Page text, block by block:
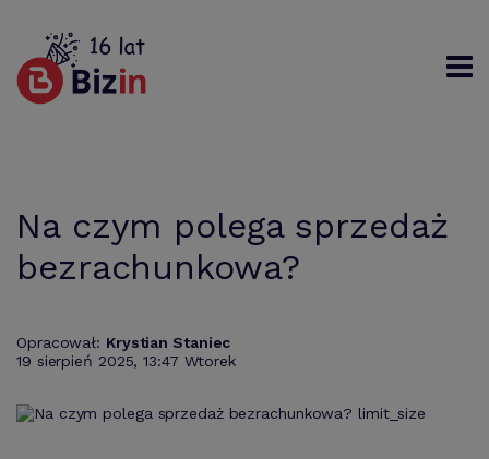
Na czym polega sprzedaż
bezrachunkowa?
Opracował: Krystian Staniec
19 sierpień 2025, 13:47 Wtorek